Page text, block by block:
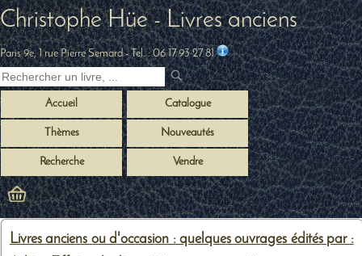
Christophe Hüe - Livres anciens
Paris 9e, 1 rue Pierre Semard- Tel. :06 17 93 27 81
Accueil Catalogue
Thèmes Nouveautés
Recherche Vendre
Livres anciens ou d'occasion : quelques ouvrages édités par :